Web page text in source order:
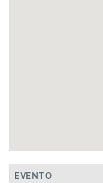
EVENTO